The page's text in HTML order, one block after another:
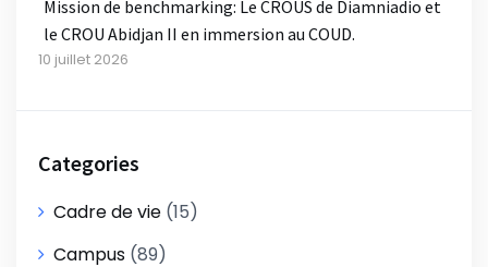
Mission de benchmarking: Le CROUS de Diamniadio et
le CROU Abidjan II en immersion au COUD.
10 juillet 2026
Categories
Cadre de vie (15)
Campus (89)